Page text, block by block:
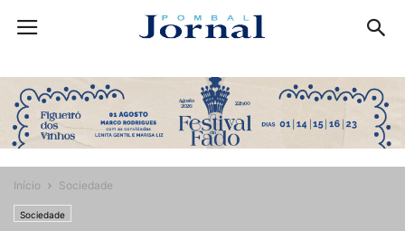
Início Sociedade
Sociedade